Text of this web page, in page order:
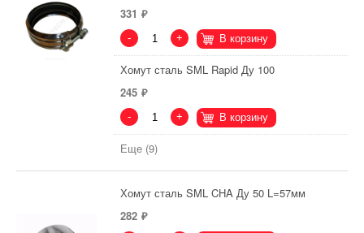
331
- + В корзину
Хомут сталь SML Rapid Ду 100
245
- + В корзину
Еще (9)
Хомут сталь SML CHA Ду 50 L=57мм
282